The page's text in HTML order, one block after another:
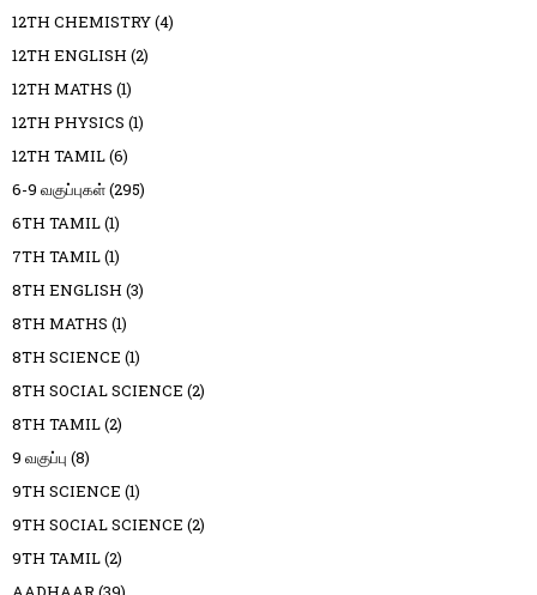
12TH CHEMISTRY(4)
12TH ENGLISH (2)
12TH MATHS (1)
12TH PHYSICS (1)
12TH TAMIL(6)
6-9 வகுப்புகள்(295)
6TH TAMIL(1)
7TH TAMIL(1)
8TH ENGLISH (3)
8TH MATHS (1)
8TH SCIENCE (1)
8TH SOCIAL SCIENCE (2)
8TH TAMIL(2)
9 வகுப்பு (8)
9TH SCIENCE (1)
9TH SOCIAL SCIENCE (2)
9TH TAMIL(2)